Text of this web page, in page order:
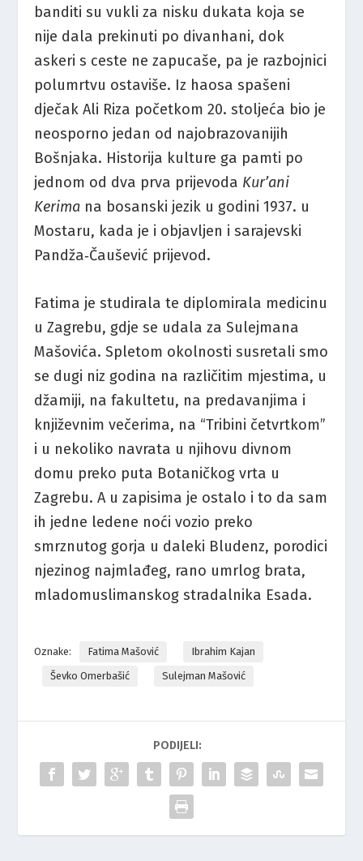
banditi su vukli za nisku dukata koja se
nije dala prekinuti po divanhani, dok
askeri s ceste ne zapucaše, pa je razbojnici
polumrtvu ostaviše. Iz haosa spašeni
dječak Ali Riza početkom 20. stoljeća bio je
neosporno jedan od najobrazovanijih
Bošnjaka. Historija kulture ga pamti po
jednom od dva prva prijevoda Kur’ani
Kerima na bosanski jezik u godini 1937. u
Mostaru, kada je i objavljen i sarajevski
Pandža‑Čaušević prijevod.
Fatima je studirala te diplomirala medicinu
u Zagrebu, gdje se udala za Sulejmana
Mašovića. Spletom okolnosti susretali smo
se dugi niz godina na različitim mjestima, u
džamiji, na fakultetu, na predavanjima i
književnim večerima, na “Tribini četvrtkom”
i u nekoliko navrata u njihovu divnom
domu preko puta Botaničkog vrta u
Zagrebu. A u zapisima je ostalo i to da sam
ih jedne ledene noći vozio preko
smrznutog gorja u daleki Bludenz, porodici
njezinog najmlađeg, rano umrlog brata,
mladomuslimanskog stradalnika Esada.
Oznake: Fatima Mašović
Ibrahim Kajan
Ševko Omerbašić
Sulejman Mašović
PODIJELI: